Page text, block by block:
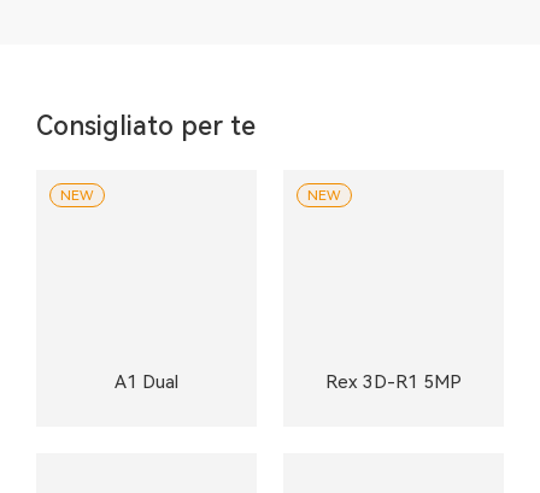
Consigliato per te
A1 Dual
NEW
Rex 3D-R1 5MP
NEW